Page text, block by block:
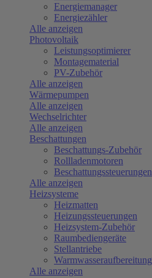
Energiemanager
Energiezähler
Alle anzeigen
Photovoltaik
Leistungsoptimierer
Montagematerial
PV-Zubehör
Alle anzeigen
Wärmepumpen
Alle anzeigen
Wechselrichter
Alle anzeigen
Beschattungen
Beschattungs-Zubehör
Rollladenmotoren
Beschattungssteuerungen
Alle anzeigen
Heizsysteme
Heizmatten
Heizungssteuerungen
Heizsystem-Zubehör
Raumbediengeräte
Stellantriebe
Warmwasseraufbereitung
Alle anzeigen